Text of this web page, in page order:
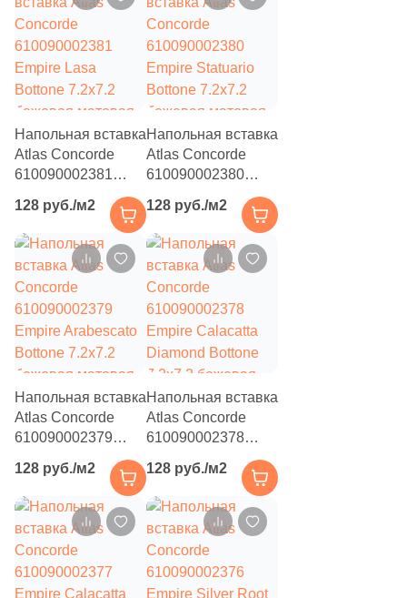
25.3x29.2 (
25x30 (
25.4x31 (2)
25.5x31.3 ( 1)
25х29 (3)
25.9x25.9 (29
25.5x29.8 (2)
25.6x29.5 (3)
25.75x31.3 (4)
25.9x27.3 (6)
25x30.5 (1 )
25.2x48.6 (2)
25x33.5 (2)
25x28.5 (51)
25.6x29.55 (
25.8x29.4 (2
Напольная вставка
Atlas Concorde
610090002381
Bottone 7.2x7.2
бежевая матовая
под камень
128 руб./м2
Напольная вставка
Atlas Concorde
610090002380
Empire Statuario
Bottone 7.2x7.2
бежевая матовая
под камень
128 руб./м2
Напольная вставка
Atlas Concorde
610090002379
Empire Arabescato
Bottone 7.2x7.2
бежевая матовая
под камень
128 руб./м2
Напольная вставка
Atlas Concorde
610090002378
Empire Calacatta
Diamond Bottone
7.2x7.2 бежевая
матовая под
камень
128 руб./м2